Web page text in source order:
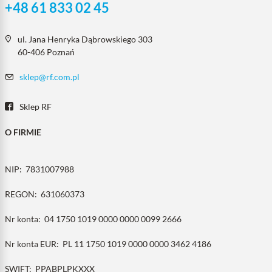
+48 61 833 02 45
ul. Jana Henryka Dąbrowskiego 303
60-406 Poznań
sklep@rf.com.pl
Sklep RF
O FIRMIE
NIP: 7831007988
REGON: 631060373
Nr konta: 04 1750 1019 0000 0000 0099 2666
Nr konta EUR: PL 11 1750 1019 0000 0000 3462 4186
SWIFT: PPABPLPKXXX